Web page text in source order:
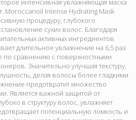
интенсивная увлажняющая маска
Moroccanoil Intense Hydrating Mask
процедуру, глубокого
сухих волос. Благодаря
активных ингредиентов
длительное увлажнение на 6,5 раз
по сравнению с поверхностными
Значительно улучшая текстуру,
делая волосы более гладкими
предотвратит множество
Является важной защитой от
в структуру волос, увлажняет
потенциальную ломкость и